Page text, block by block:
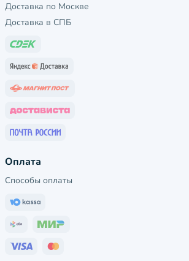
Доставка по Москве
Доставка в СПБ
Оплата
Способы оплаты